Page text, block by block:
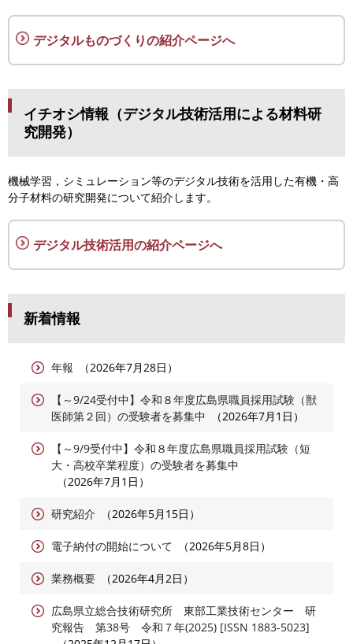
デジタルものづくりの紹介ページへ
イチオシ情報（デジタル技術活用による材料研
究開発）
機械学習，シミュレーション等のデジタル技術を活用した有機・高
分子材料の研究開発について紹介します。
デジタル技術活用の紹介ページへ
新着情報
年報 2026年7月28日
【～9/24受付中】令和８年度広島県職員採用試験（獣
医師第２回）の受験者を募集中
2026年7月1日
【～9/9受付中】令和８年度広島県職員採用試験（短
大・高校卒業程度）の受験者を募集中
2026年7月1日
研究紹介 2026年5月15日
電子納付の開始について 2026年5月8日
業務概要 2026年4月2日
広島県立総合技術研究所 東部工業技術センター 研
究報告 第38号 令和７年(2025) [ISSN 1883-5023]